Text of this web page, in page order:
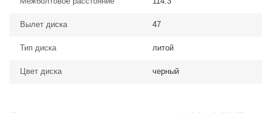
Вылет диска 47
Тип диска литой
Цвет диска черный